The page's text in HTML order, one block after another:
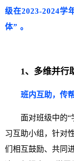
级在2023-2024学
体” 。
1、 多维并行
班内互助，传
面对班级中的
习互助小组，针对
们相互鼓励、共同